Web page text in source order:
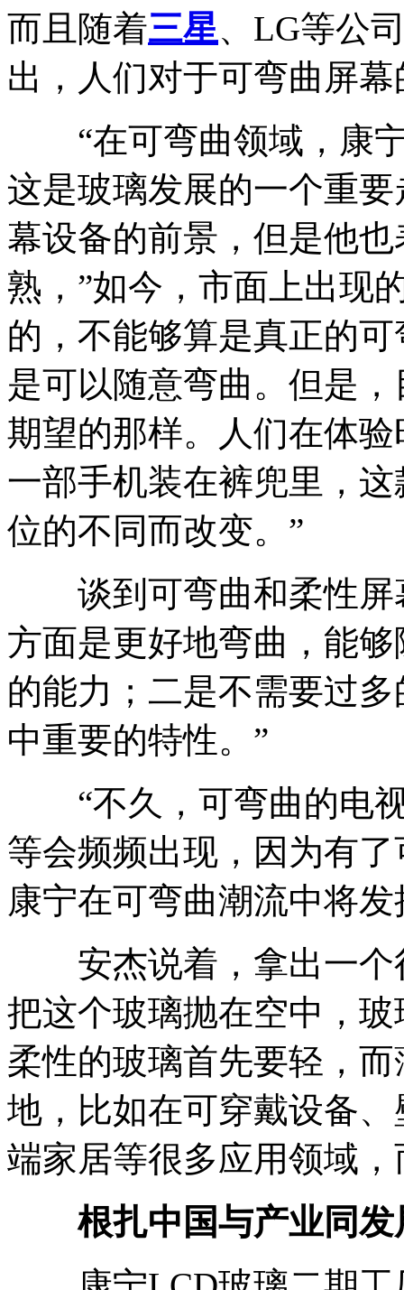
而且随着三星、LG等公
出，人们对于可弯曲屏
“在可弯曲领域，康宁
这是玻璃发展的一个重
幕设备的前景，但是他
熟，”如今，市面上出现
的，不能够算是真正的
是可以随意弯曲。但是
期望的那样。人们在体
一部手机装在裤兜里，
位的不同而改变。”
谈到可弯曲和柔性屏
方面是更好地弯曲，能
的能力；二是不需要过
中重要的特性。”
“不久，可弯曲的电视
等会频频出现，因为有
康宁在可弯曲潮流中将
安杰说着，拿出一个
把这个玻璃抛在空中，
柔性的玻璃首先要轻，
地，比如在可穿戴设备
端家居等很多应用领域
根扎中国与产业同发